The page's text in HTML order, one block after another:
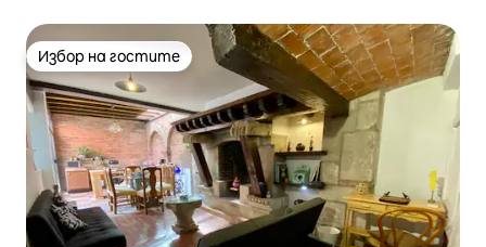
Избор на гостите
Избор на гостите